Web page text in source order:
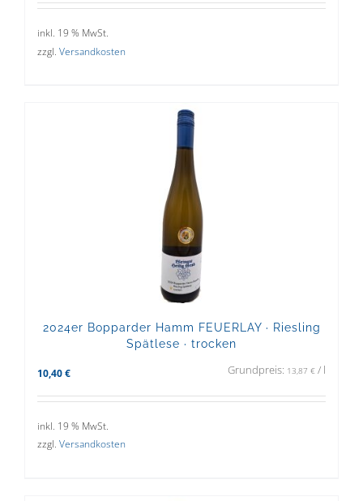
inkl. 19 % MwSt.
zzgl. Versandkosten
2024er Bopparder Hamm FEUERLAY · Riesling
Spätlese · trocken
10,40 € Grundpreis: 13,87 € / l
inkl. 19 % MwSt.
zzgl. Versandkosten